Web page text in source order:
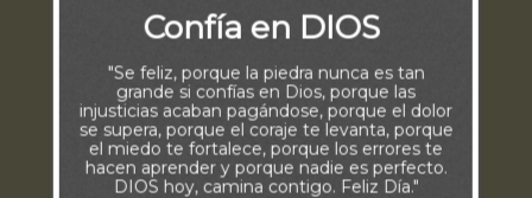
Confía en DIOS
"Se feliz, porque la piedra nunca es tan
grande si confías en Dios, porque las
injusticias acaban pagándose, porque el dolor
se supera, porque el coraje te levanta, porque
el miedo te fortalece, porque los errores te
hacen aprender y porque nadie es perfecto.
DIOS hoy, camina contigo. Feliz Día."